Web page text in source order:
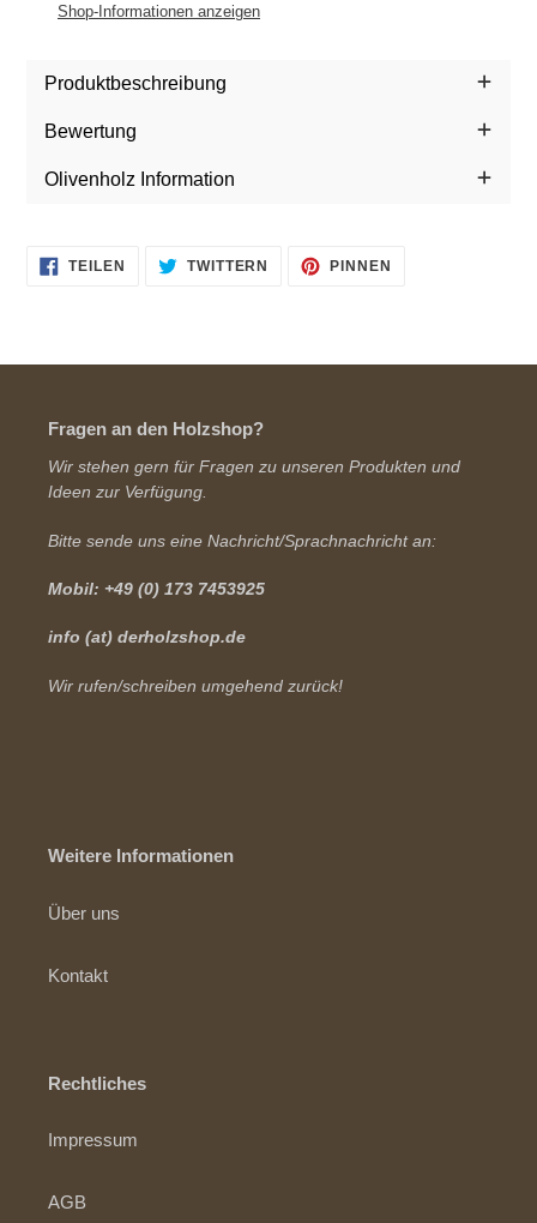
Shop-Informationen anzeigen
Produktbeschreibung
Bewertung
Olivenholz Information
TEILEN
FACEBOOK
TWITTERN AUF
TWITTER
PINNEN
Fragen an den Holzshop?
Wir stehen gern für Fragen zu unseren Produkten und
Ideen zur Verfügung.
Bitte sende uns eine Nachricht/Sprachnachricht an:
Mobil: +49 (0) 173 7453925
info (at) derholzshop.de
Wir rufen/schreiben umgehend zurück!
Weitere Informationen
Über uns
Kontakt
Rechtliches
Impressum
AGB